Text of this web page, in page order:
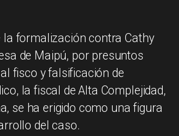
la formalización contra Cathy
de Maipú, por presuntos
fisco y falsificación de
la fiscal de Alta Complejidad,
se ha erigido como una figura
del caso.